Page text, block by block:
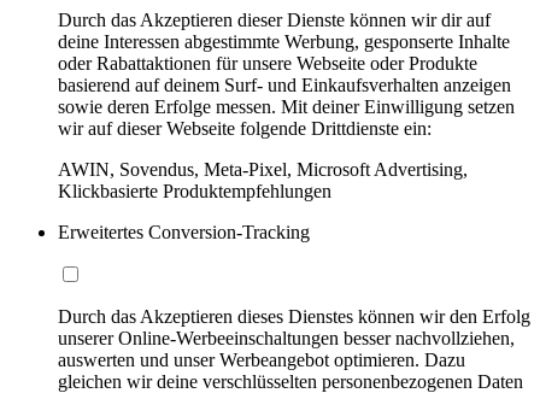
Durch das Akzeptieren dieser Dienste können wir dir auf
deine Interessen abgestimmte Werbung, gesponserte Inhalte
oder Rabattaktionen für unsere Webseite oder Produkte
basierend auf deinem Surf- und Einkaufsverhalten anzeigen
sowie deren Erfolge messen. Mit deiner Einwilligung setzen
wir auf dieser Webseite folgende Drittdienste ein:
AWIN, Sovendus, Meta-Pixel, Microsoft Advertising,
Klickbasierte Produktempfehlungen
Erweitertes Conversion-Tracking
Durch das Akzeptieren dieses Dienstes können wir den Erfolg
unserer Online-Werbeeinschaltungen besser nachvollziehen,
auswerten und unser Werbeangebot optimieren. Dazu
gleichen wir deine verschlüsselten personenbezogenen Daten